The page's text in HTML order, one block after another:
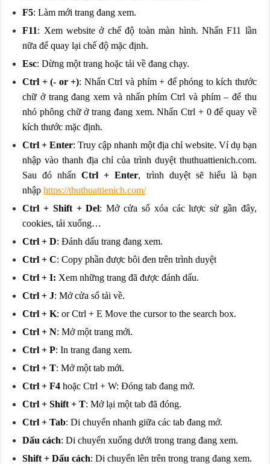
F5: Làm mới trang đang xem.
F11: Xem website ở chế độ toàn màn hình. Nhấn F11 lần
nữa để quay lại chế độ mặc định.
Esc: Dừng một trang hoặc tải về đang chạy.
Ctrl + (- or +): Nhấn Ctrl và phím + để phóng to kích thước
chữ ở trang đang xem và nhấn phím Ctrl và phím – để thu
nhỏ phông chữ ở trang đang xem. Nhấn Ctrl + 0 để quay về
kích thước mặc định.
Ctrl + Enter: Truy cập nhanh một địa chỉ website. Ví dụ bạn
nhập vào thanh địa chỉ của trình duyệt thuthuattienich.com.
Sau đó nhấnCtrl + Enter, trình duyệt sẽ hiểu là bạn
nhậphttps://thuthuattienich.com/
Ctrl + Shift + Del: Mở cửa sổ xóa các lược sử gần đây,
cookies, tải xuống…
Ctrl + D: Đánh dấu trang đang xem.
Ctrl + C: Copy phần được bôi đen trên trình duyệt
Ctrl + I: Xem những trang đã được đánh dấu.
Ctrl + J: Mở cửa sổ tải về.
Ctrl + K: or Ctrl + E Move the cursor to the search box.
Ctrl + N: Mở một trang mới.
Ctrl + P: In trang đang xem.
Ctrl + T: Mở một tab mới.
Ctrl + F4 hoặc Ctrl + W: Đóng tab đang mở.
Ctrl + Shift + T: Mở lại một tab đã đóng.
Ctrl + Tab: Di chuyển nhanh giữa các tab đang mở.
Dấu cách: Di chuyển xuống dưới trong trang đang xem.
Shift + Dấu cách: Di chuyển lên trên trong trang đang xem.